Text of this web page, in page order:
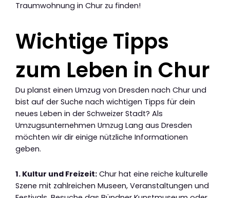
Traumwohnung in Chur zu finden!
Wichtige Tipps
zum Leben in Chur
Du planst einen Umzug von Dresden nach Chur und
bist auf der Suche nach wichtigen Tipps für dein
neues Leben in der Schweizer Stadt? Als
Umzugsunternehmen Umzug Lang aus Dresden
möchten wir dir einige nützliche Informationen
geben.
1. Kultur und Freizeit: Chur hat eine reiche kulturelle
Szene mit zahlreichen Museen, Veranstaltungen und